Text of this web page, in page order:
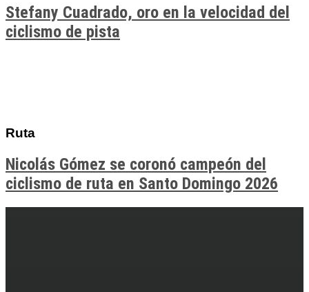
Stefany Cuadrado, oro en la velocidad del
ciclismo de pista
Ruta
Nicolás Gómez se coronó campeón del
ciclismo de ruta en Santo Domingo 2026